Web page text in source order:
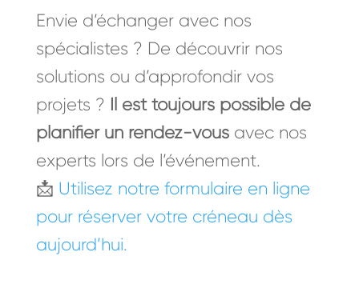
Envie d’échanger avec nos
spécialistes ? De découvrir nos
solutions ou d’approfondir vos
projets ? Il est toujours possible de
planifier un rendez-vousavec nos
experts lors de l’événement.
📩 Utilisez notre formulaire en ligne
pour réserver votre créneau dès
aujourd’hui.